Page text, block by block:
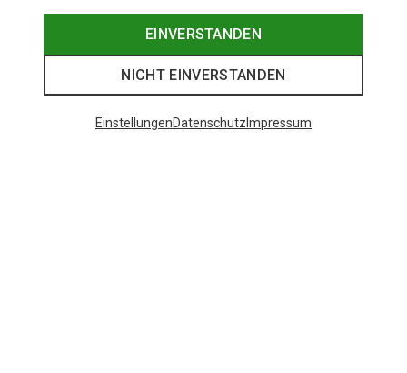
EINVERSTANDEN
NICHT EINVERSTANDEN
EinstellungenDatenschutz Impressum